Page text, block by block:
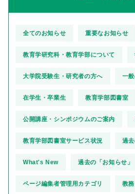
全てのお知らせ 重要なお知らせ
教育学研究科・教育学部について
大学院受験生・研究者の方へ 一
在学生・卒業生 教育学部図書室
公開講座・シンポジウムのご案内
教育学部図書室サービス状況 過去
What's New 過去の「お知らせ」
ページ編集者管理用カテゴリ 教務